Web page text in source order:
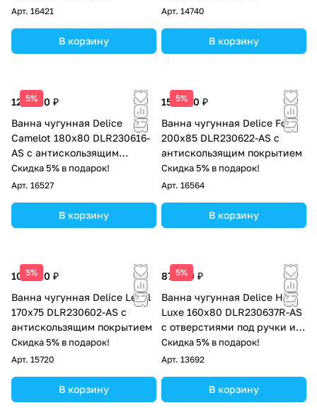
Арт. 16421
В корзину
антискользящим покрытием
Арт. 14740
В корзину
5%
128 000 ₽
Ванна чугунная Delice
Camelot 180х80 DLR230616-
AS с антискользящим
покрытием
Скидка 5% в подарок!
Арт. 16527
В корзину
5%
152 000 ₽
Ванна чугунная Delice Fort
200х85 DLR230622-AS с
антискользящим покрытием
Скидка 5% в подарок!
Арт. 16564
В корзину
5%
105 000 ₽
Ванна чугунная Delice Level
170х75 DLR230602-AS с
антискользящим покрытием
Скидка 5% в подарок!
Арт. 15720
В корзину
5%
87 000 ₽
Ванна чугунная Delice Haiti
Luxe 160х80 DLR230637R-AS
с отверстиями под ручки и
антискользящим покрытием
Скидка 5% в подарок!
Арт. 13692
В корзину